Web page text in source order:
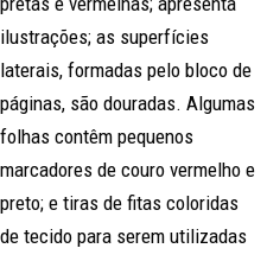
ilustrações; as superfícies
laterais, formadas pelo bloco de
páginas, são douradas. Algumas
folhas contêm pequenos
marcadores de couro vermelho e
preto; e tiras de fitas coloridas
de tecido para serem utilizadas